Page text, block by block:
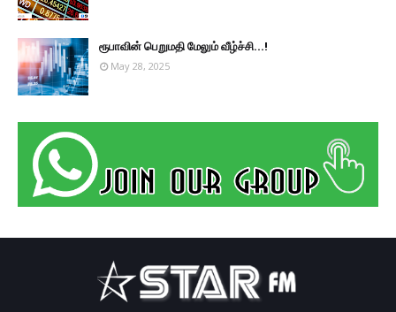
ரூபாவின் பெறுமதி மேலும் வீழ்ச்சி...!
May 28, 2025